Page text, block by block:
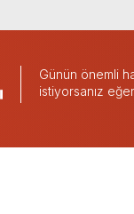
Günün önemli
istiyorsanız